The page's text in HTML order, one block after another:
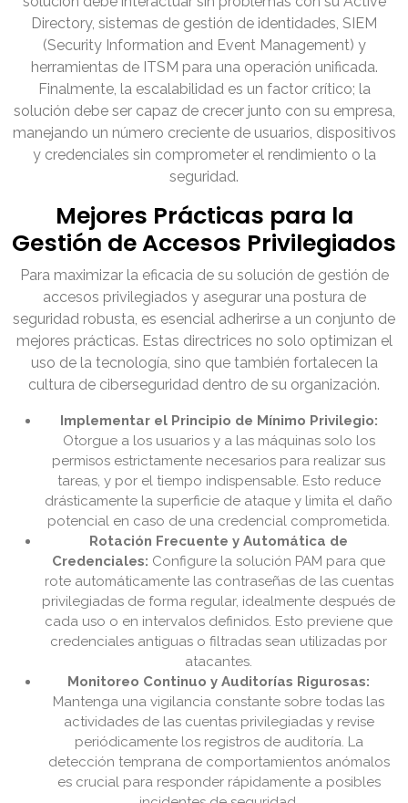
Directory, sistemas de gestión de identidades, SIEM
(Security Information and Event Management) y
herramientas de ITSM para una operación unificada.
Finalmente, la escalabilidad es un factor crítico; la
solución debe ser capaz de crecer junto con su empresa,
manejando un número creciente de usuarios, dispositivos
y credenciales sin comprometer el rendimiento o la
seguridad.
Mejores Prácticas para la
Gestión de Accesos Privilegiados
Para maximizar la eficacia de su solución de gestión de
accesos privilegiados y asegurar una postura de
seguridad robusta, es esencial adherirse a un conjunto de
mejores prácticas. Estas directrices no solo optimizan el
uso de la tecnología, sino que también fortalecen la
cultura de ciberseguridad dentro de su organización.
Implementar el Principio de Mínimo Privilegio:
Otorgue a los usuarios y a las máquinas solo los
permisos estrictamente necesarios para realizar sus
tareas, y por el tiempo indispensable. Esto reduce
drásticamente la superficie de ataque y limita el daño
potencial en caso de una credencial comprometida.
Rotación Frecuente y Automática de
Credenciales: Configure la solución PAM para que
rote automáticamente las contraseñas de las cuentas
privilegiadas de forma regular, idealmente después de
cada uso o en intervalos definidos. Esto previene que
credenciales antiguas o filtradas sean utilizadas por
atacantes.
Monitoreo Continuo y Auditorías Rigurosas:
Mantenga una vigilancia constante sobre todas las
actividades de las cuentas privilegiadas y revise
periódicamente los registros de auditoría. La
detección temprana de comportamientos anómalos
es crucial para responder rápidamente a posibles